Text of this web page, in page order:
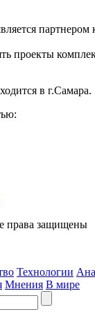
проекты
в г.Самара.
права защищены
Технологии
Мнения В мире